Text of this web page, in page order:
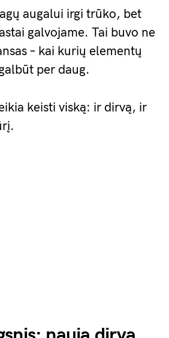
augalui irgi trūko, bet
galvojame. Tai buvo ne
– kai kurių elementų
per daug.
keisti viską: ir dirvą, ir